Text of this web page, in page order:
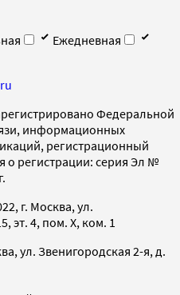
Ежедневная
Федеральной
информационных
регистрационный
о регистрации: серия Эл №
г. Москва, ул.
эт. 4, пом. X, ком. 1
ул. Звенигородская 2-я, д.